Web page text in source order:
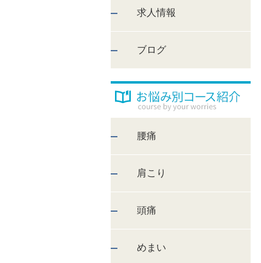
求人情報
ブログ
腰痛
肩こり
頭痛
めまい